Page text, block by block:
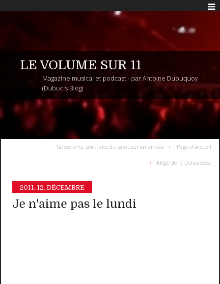
LE VOLUME SUR 11
Magazine musical et podcast - par Antoine Dubuquoy
(Dubuc's Blog)
Tattooisme, portraits du tatoueur en artiste Page d'accueil
Eloge de la Délicatesse
2011. 12. DÉCEMBRE
Je n'aime pas le lundi